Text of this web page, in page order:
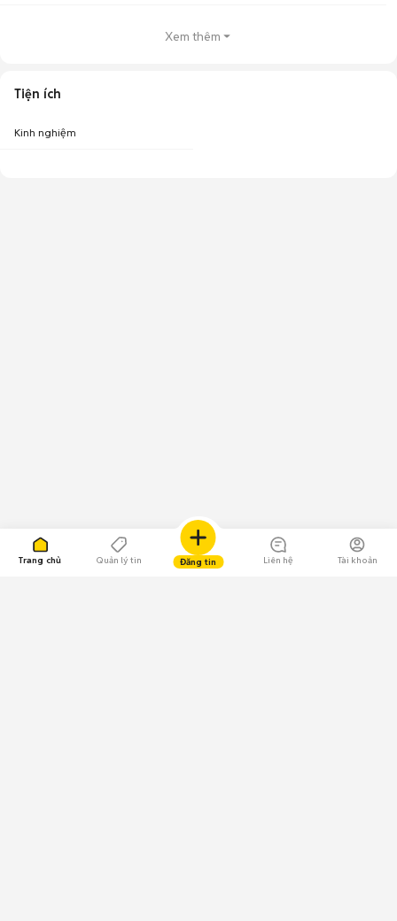
Trang chủ Quản lý tin Đăng tin Liên hệ Tài khoản
Xem thêm
Tiện ích
Kinh nghiệm